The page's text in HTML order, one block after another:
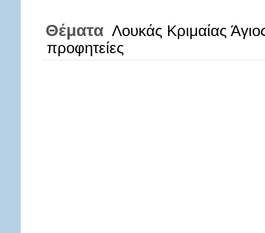
Θέματα Λουκάς Κριμαίας
προφητείες